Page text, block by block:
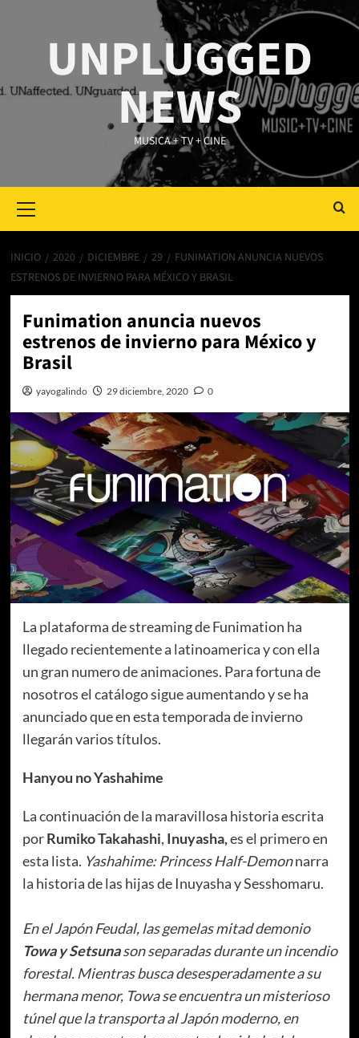
UNPLUGGED
NEWS
MUSICA + TV + CINE
Menu
INICIO 2020 DICIEMBRE 29
FUNIMATION ANUNCIA NUEVOS
ESTRENOS DE INVIERNO PARA MÉXICO Y BRASIL
Funimation anuncia nuevos
estrenos de invierno para México y
Brasil
yayogalindo 29 diciembre, 2020 0
La plataforma de streaming de Funimation ha
llegado recientemente a latinoamerica y con ella
un gran numero de animaciones. Para fortuna de
nosotros el catálogo sigue aumentando y se ha
anunciado que en esta temporada de invierno
llegarán varios títulos.
Hanyou no Yashahime
La continuación de la maravillosa historia escrita
porRumiko Takahashi, Inuyasha,es el primero en
esta lista. Yashahime: Princess Half-Demonnarra
la historia de las hijas de Inuyasha y Sesshomaru.
En el Japón Feudal, las gemelas mitad demonio
Towa y Setsunason separadas durante un incendio
forestal. Mientras busca desesperadamente a su
hermana menor, Towa se encuentra un misterioso
túnel que la transporta al Japón moderno, en